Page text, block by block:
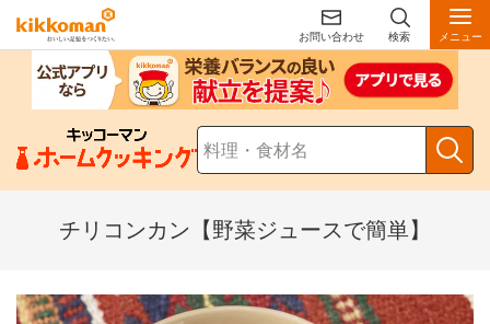
お問い合わせ 検索 メニュー
チリコンカン【野菜ジュースで簡単】